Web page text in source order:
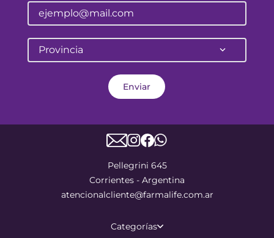
Provincia
Enviar
Pellegrini 645
Corrientes - Argentina
atencionalcliente@farmalife.com.ar
Categorías